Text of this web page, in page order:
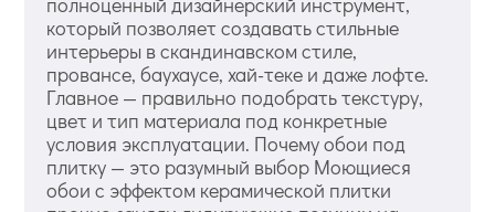
который позволяет создавать стильные
интерьеры в скандинавском стиле,
провансе, баухаусе, хай-теке и даже лофте.
Главное — правильно подобрать текстуру,
цвет и тип материала под конкретные
условия эксплуатации. Почему обои под
плитку — это разумный выбор Моющиеся
обои с эффектом керамической плитки